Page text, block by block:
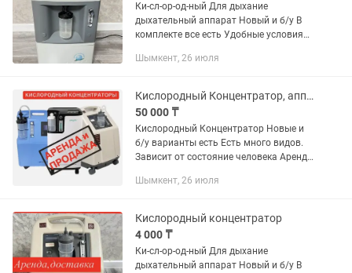
Ки-сл-ор-од-ный Для дыхание
дыхательный аппарат Новый и б/у В
комплекте все есть Удобные условия
Подробнее по телефону звоните Ко-нц-
Шымкент, 26 июля
Кислородный Концентратор, аппарат для дыхания, дыхательный аппарат, ивл
50 000 ₸
Кислородный Концентратор Новые и
б/у варианты есть Есть много видов.
Зависит от состояние человека Аренда
необходимые есть ничего докупать не
Шымкент, 26 июля
Кислородный концентратор
4 000 ₸
Ки-сл-ор-од-ный Для дыхание
дыхательный аппарат Новый и б/у В